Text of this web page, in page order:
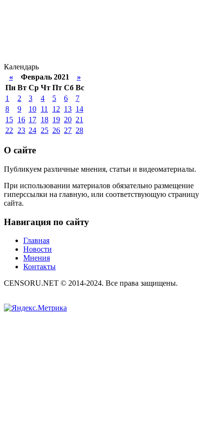
Календарь
«Февраль 2021 »
Пн Вт Ср Чт Пт Сб Вс
1
2 3 4 5 6
7
8
9 10 11 12 13 14
15 16 17 18 19 20 21
22
23 24 25 26 27 28
О сайте
Публикуем различные мнения, статьи и видеоматериалы.
При использовании материалов обязательно размещение
гиперссылки на главную, или соответствующую страницу
сайта.
Навигация по сайту
Главная
Новости
Мнения
Контакты
CENSORU.NET © 2014-2024. Все права защищены.